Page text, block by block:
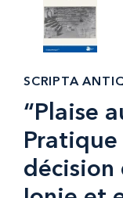
SCRIPTA
“Plaise
décision